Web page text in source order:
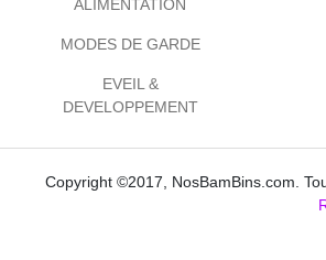
ALIMENTATION
MODES DE GARDE
EVEIL &
DEVELOPPEMENT
Copyright ©2017, NosBamBins.com.